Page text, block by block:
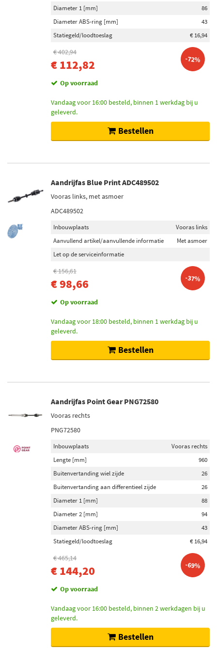
Inbouwplaats
Vooras rechts (17)
Niet op voorraad (31)
Op voorraad (7)
Diameter 1 [mm]
86
Diameter ABS-ring [mm]
43
Statiegeld/loodtoeslag
€ 16,94
€ 402,94
€ 112,82 -72%
Op voorraad
Vandaag voor 16:00 besteld, binnen 1 werkdag bij u
geleverd.
Bestellen
Aandrijfas Blue Print ADC489502
Vooras links, met asmoer
ADC489502
Inbouwplaats
Vooras links
Aanvullend artikel/aanvullende informatie
Met asmoer
Let op de serviceinformatie
€ 156,61
€ 98,66 -37%
Op voorraad
Vandaag voor 18:00 besteld, binnen 1 werkdag bij u
geleverd.
Bestellen
Aandrijfas Point Gear PNG72580
Vooras rechts
PNG72580
Inbouwplaats
Vooras rechts
Lengte [mm]
960
Buitenvertanding wiel zijde
26
Buitenvertanding aan differentieel zijde
26
Diameter 1 [mm]
88
Diameter 2 [mm]
94
Diameter ABS-ring [mm]
43
Statiegeld/loodtoeslag
€ 16,94
€ 465,14
€ 144,20 -69%
Op voorraad
Vandaag voor 16:00 besteld, binnen 2 werkdagen bij u
geleverd.
Bestellen